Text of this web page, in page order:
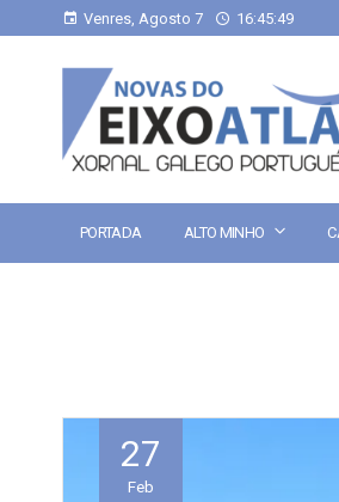
Venres, Agosto 7 16:45:49
PORTADA ALTO MINHO
27
Feb